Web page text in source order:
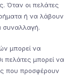
Όταν οι πελάτες
ή να λάβουν
συναλλαγή.
μπορεί να
πελάτες μπορεί να
που προσφέρουν